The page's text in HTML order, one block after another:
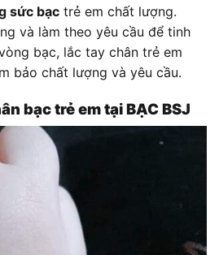
sức bạc trẻ em chất lượng.
và làm theo yêu cầu để tinh
bạc, lắc tay chân trẻ em
bảo chất lượng và yêu cầu.
bạc trẻ em tại BẠC BSJ